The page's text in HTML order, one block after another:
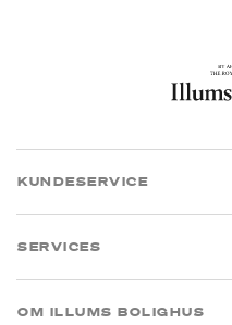
KUNDESERVICE
SERVICES
OM ILLUMS BOLIGHUS